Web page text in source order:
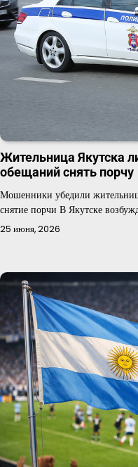
Жительница Якутска
обещаний снять порчу
Мошенники убедили
снятие порчи В Якутске
25 июня, 2026